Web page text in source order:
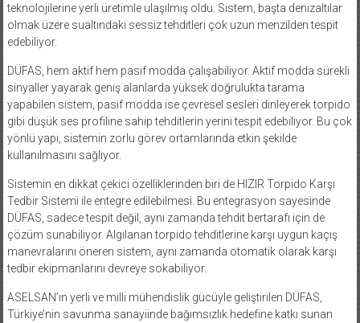
teknolojilerine yerli üretimle ulaşılmış oldu. Sistem, başta denizaltılar
olmak üzere sualtındaki sessiz tehditleri çok uzun menzilden tespit
edebiliyor.
DÜFAS, hem aktif hem pasif modda çalışabiliyor. Aktif modda sürekli
sinyaller yayarak geniş alanlarda yüksek doğrulukta tarama
yapabilen sistem, pasif modda ise çevresel sesleri dinleyerek torpido
gibi düşük ses profiline sahip tehditlerin yerini tespit edebiliyor. Bu çok
yönlü yapı, sistemin zorlu görev ortamlarında etkin şekilde
kullanılmasını sağlıyor.
Sistemin en dikkat çekici özelliklerinden biri de HIZIR Torpido Karşı
Tedbir Sistemi ile entegre edilebilmesi. Bu entegrasyon sayesinde
DÜFAS, sadece tespit değil, aynı zamanda tehdit bertarafı için de
çözüm sunabiliyor. Algılanan torpido tehditlerine karşı uygun kaçış
manevralarını öneren sistem, aynı zamanda otomatik olarak karşı
tedbir ekipmanlarını devreye sokabiliyor.
ASELSAN’ın yerli ve milli mühendislik gücüyle geliştirilen DÜFAS,
Türkiye’nin savunma sanayiinde bağımsızlık hedefine katkı sunan